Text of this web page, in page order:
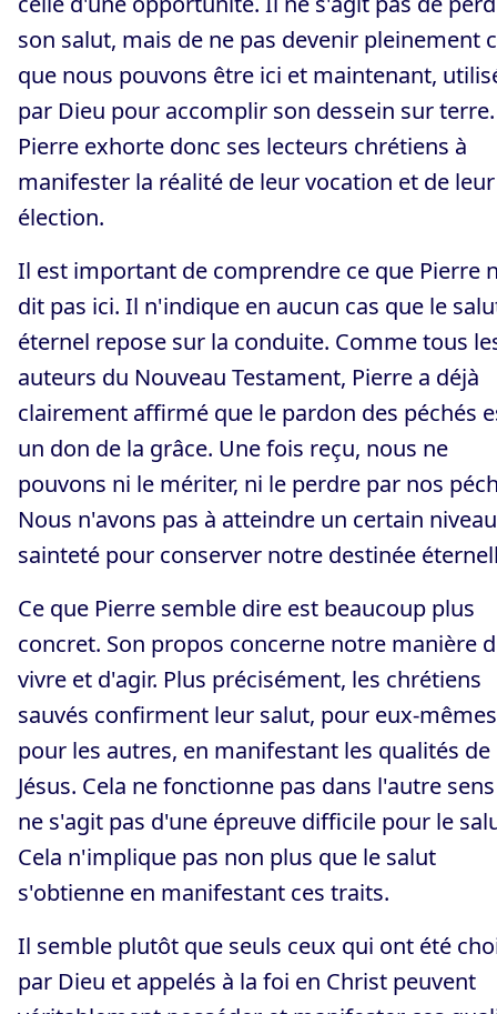
son salut, mais de ne pas devenir pleinement
que nous pouvons être ici et maintenant,
par Dieu pour accomplir son dessein sur terre.
Pierre exhorte donc ses lecteurs chrétiens à
manifester la réalité de leur vocation et de leur
élection.
Il est important de comprendre ce que Pierre
dit pas ici. Il n'indique en aucun cas que le
éternel repose sur la conduite. Comme tous
auteurs du Nouveau Testament, Pierre a déjà
clairement affirmé que le pardon des péchés
un don de la grâce. Une fois reçu, nous ne
pouvons ni le mériter, ni le perdre par nos
Nous n'avons pas à atteindre un certain
sainteté pour conserver notre destinée
Ce que Pierre semble dire est beaucoup plus
concret. Son propos concerne notre manière
vivre et d'agir. Plus précisément, les chrétiens
sauvés confirment leur salut, pour eux-
pour les autres, en manifestant les qualités de
Jésus. Cela ne fonctionne pas dans l'autre
ne s'agit pas d'une épreuve difficile pour le
Cela n'implique pas non plus que le salut
s'obtienne en manifestant ces traits.
Il semble plutôt que seuls ceux qui ont été
par Dieu et appelés à la foi en Christ peuvent